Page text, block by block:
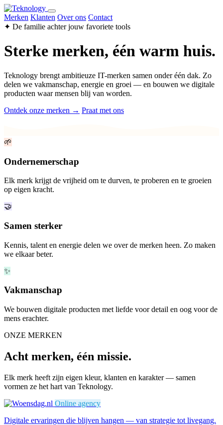
Merken Klanten Over ons Contact
✦ De familie achter jouw favoriete tools
Sterke merken, één warm huis.
Teknology brengt ambitieuze IT-merken samen onder één dak. Zo
delen we vakmanschap, energie en groei — en bouwen we digitale
producten waar mensen blij van worden.
Ontdek onze merken → Praat met ons
🌱
Ondernemerschap
Elk merk krijgt de vrijheid om te durven, te proberen en te groeien
op eigen kracht.
🤝
Samen sterker
Kennis, talent en energie delen we over de merken heen. Zo maken
we elkaar beter.
✨
Vakmanschap
We bouwen digitale producten met liefde voor detail en oog voor de
mens erachter.
ONZE MERKEN
Acht merken, één missie.
Elk merk heeft zijn eigen kleur, klanten en karakter — samen
vormen ze het hart van Teknology.
Online agency
Digitale ervaringen die blijven hangen — van strategie tot livegang.